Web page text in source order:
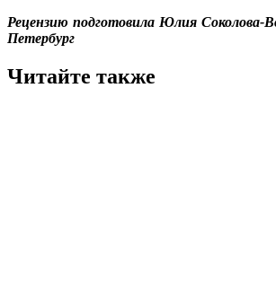
Рецензию подготовила Юлия Соколова-
Петербург
Читайте также